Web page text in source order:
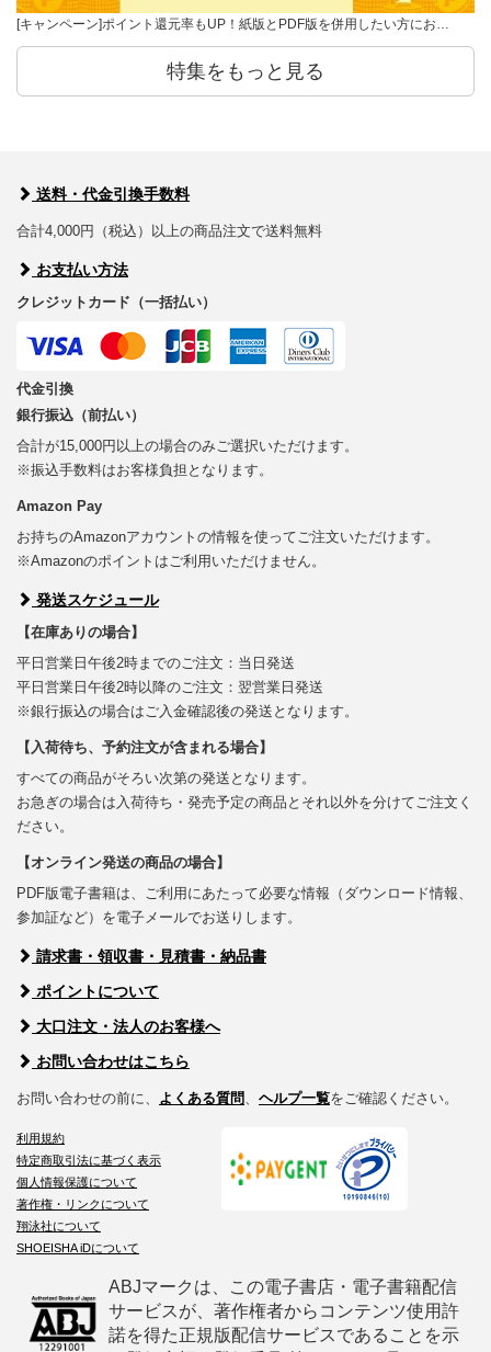
[キャンペーン]ポイント還元率もUP！紙版とPDF版を併用したい方にお…
特集をもっと見る
送料・代金引換手数料
合計4,000円（税込）以上の商品注文で送料無料
お支払い方法
クレジットカード（一括払い）
代金引換
銀行振込（前払い）
合計が15,000円以上の場合のみご選択いただけます。
※振込手数料はお客様負担となります。
Amazon Pay
お持ちのAmazonアカウントの情報を使ってご注文いただけます。
※Amazonのポイントはご利用いただけません。
発送スケジュール
【在庫ありの場合】
平日営業日午後2時までのご注文：当日発送
平日営業日午後2時以降のご注文：翌営業日発送
※銀行振込の場合はご入金確認後の発送となります。
【入荷待ち、予約注文が含まれる場合】
すべての商品がそろい次第の発送となります。
お急ぎの場合は入荷待ち・発売予定の商品とそれ以外を分けてご注文く
ださい。
【オンライン発送の商品の場合】
PDF版電子書籍は、ご利用にあたって必要な情報（ダウンロード情報、
参加証など）を電子メールでお送りします。
請求書・領収書・見積書・納品書
ポイントについて
大口注文・法人のお客様へ
お問い合わせはこちら
お問い合わせの前に、 よくある質問、 ヘルプ一覧をご確認ください。
利用規約
特定商取引法に基づく表示
個人情報保護について
著作権・リンクについて
翔泳社について
SHOEISHA iDについて
ABJマークは、この電子書店・電子書籍配信
サービスが、著作権者からコンテンツ使用許
諾を得た正規版配信サービスであることを示